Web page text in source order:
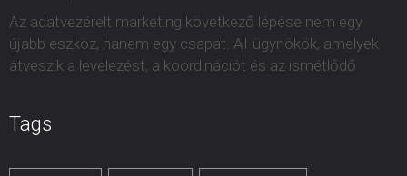
Az adatvezérelt marketing következő lépése nem egy
újabb eszköz, hanem egy csapat. AI-ügynökök, amelyek
átveszik a levelezést, a koordinációt és az ismétlődő
Tags